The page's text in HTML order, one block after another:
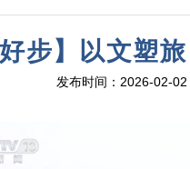
步】以文塑
发布时间：2026-02-